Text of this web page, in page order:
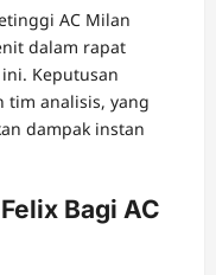
AC Milan
dalam rapat
Keputusan
tim analisis, yang
dampak instan
Bagi AC